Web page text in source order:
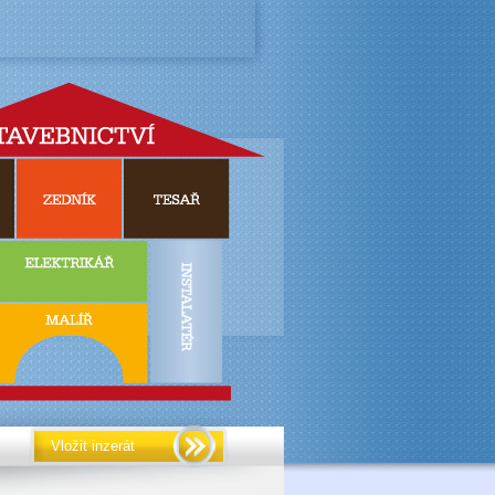
Vložit inzerát